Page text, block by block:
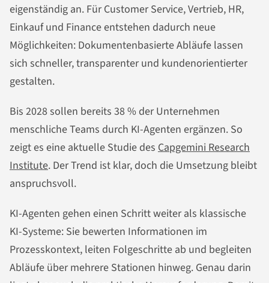
eigenständig an. Für Customer Service, Vertrieb, HR,
Einkauf und Finance entstehen dadurch neue
Möglichkeiten: Dokumentenbasierte Abläufe lassen
sich schneller, transparenter und kundenorientierter
gestalten.
Bis 2028 sollen bereits 38 % der Unternehmen
menschliche Teams durch KI-Agenten ergänzen. So
zeigt es eine aktuelle Studie des Capgemini Research
Institute. Der Trend ist klar, doch die Umsetzung bleibt
anspruchsvoll.
KI-Agenten gehen einen Schritt weiter als klassische
KI-Systeme: Sie bewerten Informationen im
Prozesskontext, leiten Folgeschritte ab und begleiten
Abläufe über mehrere Stationen hinweg. Genau darin